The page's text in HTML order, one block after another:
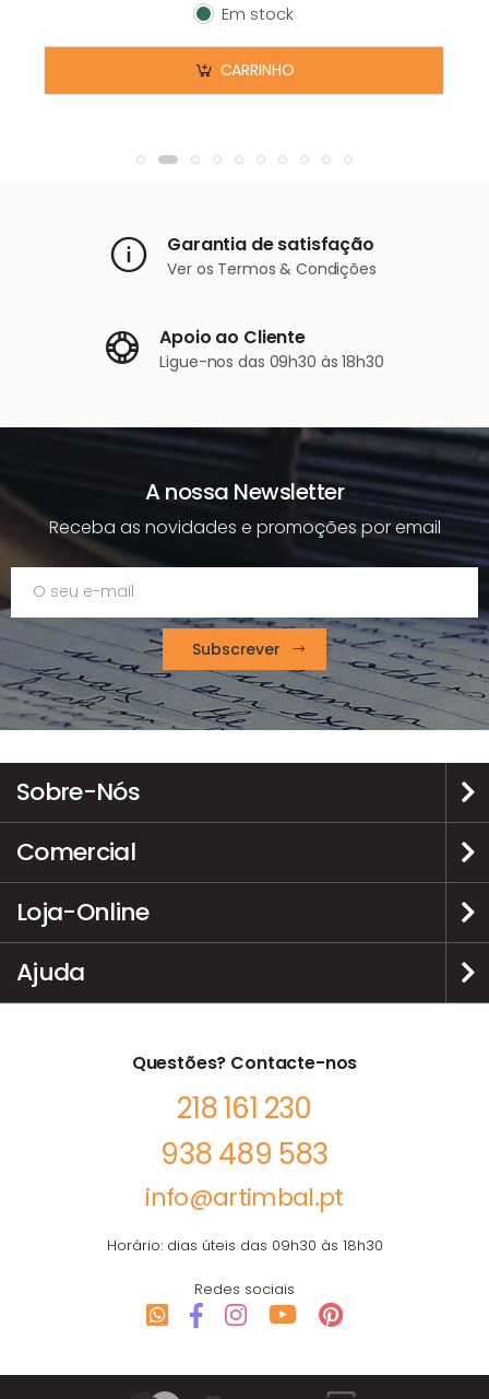
Em stock
Em stock
CARRINHO
Garantia de satisfação
Ver os Termos & Condições
Apoio ao Cliente
Ligue-nos das 09h30 às 18h30
A nossa Newsletter
Receba as novidades e promoções por email
Subscrever
Sobre-Nós
Comercial
Loja-Online
Ajuda
Questões? Contacte-nos
218 161 230
938 489 583
info@artimbal.pt
Horário: dias úteis das 09h30 às 18h30
Redes sociais